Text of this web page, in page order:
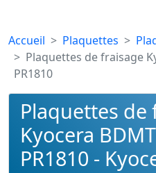
Accueil Plaquettes
Plaquettes de fraisage
PR1810
Plaquettes de
Kyocera
PR1810 -